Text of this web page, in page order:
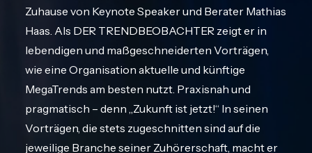
Zuhause von Keynote Speaker und Berater Mathias
Haas. Als DER TRENDBEOBACHTER zeigt er in
lebendigen und maßgeschneiderten Vorträgen,
wie eine Organisation aktuelle und künftige
MegaTrends am besten nutzt. Praxisnah und
pragmatisch – denn „Zukunft ist jetzt!“ In seinen
Vorträgen, die stets zugeschnitten sind auf die
jeweilige Branche seiner Zuhörerschaft, macht er